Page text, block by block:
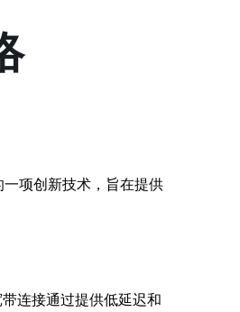
项创新技术，旨在提供
连接通过提供低延迟和